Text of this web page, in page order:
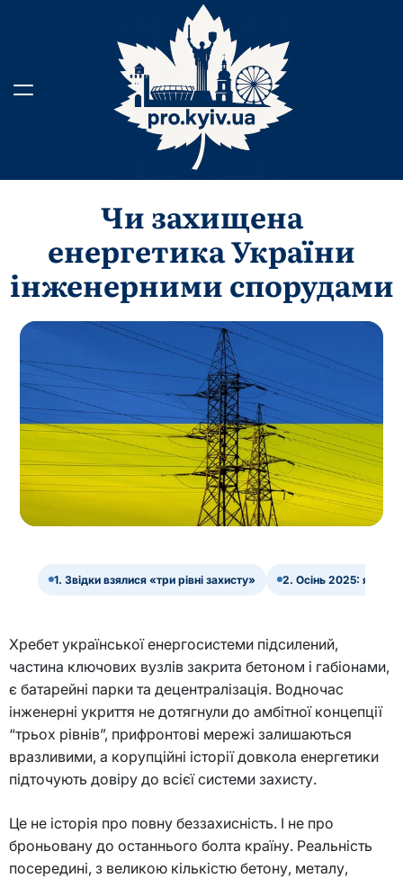
Чи захищена
енергетика України
інженерними спорудами
1. Звідки взялися «три рівні захисту» 2. Осінь 2025: як
Хребет української енергосистеми підсилений,
частина ключових вузлів закрита бетоном і габіонами,
є батарейні парки та децентралізація. Водночас
інженерні укриття не дотягнули до амбітної концепції
“трьох рівнів”, прифронтові мережі залишаються
вразливими, а корупційні історії довкола енергетики
підточують довіру до всієї системи захисту.
Це не історія про повну беззахисність. І не про
броньовану до останнього болта країну. Реальність
посередині, з великою кількістю бетону, металу,